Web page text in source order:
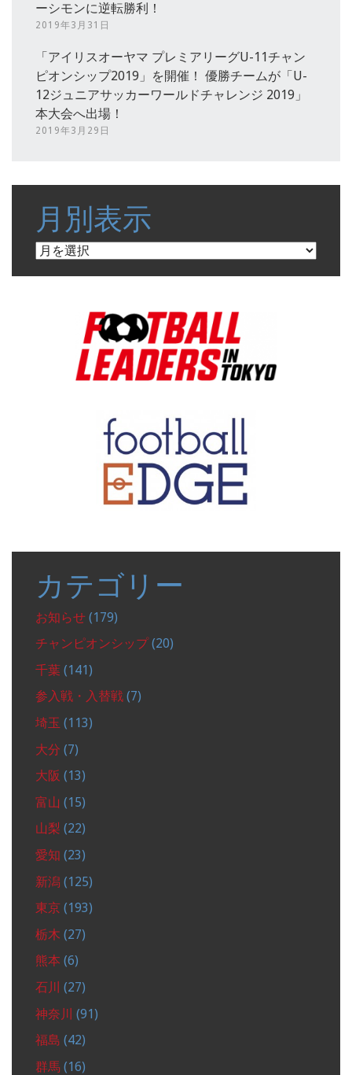
ーシモンに逆転勝利！
2019年3月31日
「アイリスオーヤマ プレミアリーグU-11チャン
ピオンシップ2019」を開催！ 優勝チームが「U-
12ジュニアサッカーワールドチャレンジ 2019」
本大会へ出場！
2019年3月29日
月別表示
月
カテゴリー
お知らせ (179)
チャンピオンシップ(20)
千葉 (141)
参入戦・入替戦 (7)
埼玉 (113)
大分 (7)
大阪 (13)
富山 (15)
山梨 (22)
愛知 (23)
新潟 (125)
東京 (193)
栃木 (27)
熊本 (6)
石川 (27)
神奈川 (91)
福島 (42)
群馬 (16)